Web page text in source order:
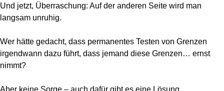
Und jetzt, Überraschung: Auf der anderen Seite wird man
langsam unruhig.
Wer hätte gedacht, dass permanentes Testen von Grenzen
irgendwann dazu führt, dass jemand diese Grenzen… ernst
nimmt?
Aber keine Sorge – auch dafür gibt es eine Lösung.